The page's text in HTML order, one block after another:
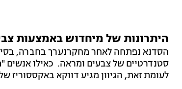
היתרונות של מיחדוש באמצעות
הסדנא נפתחה לאחר מחקרנערך בחברה,
סטנדרטיים של צבעים ומראה. כאילו אנשים
לעומת זאת, הגיוון מגיע דווקא באקססוריז